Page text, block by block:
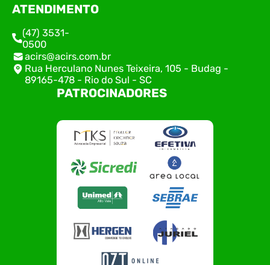
ATENDIMENTO
(47) 3531-
0500
acirs@acirs.com.br
Rua Herculano Nunes Teixeira, 105 - Budag -
89165-478 - Rio do Sul - SC
PATROCINADORES